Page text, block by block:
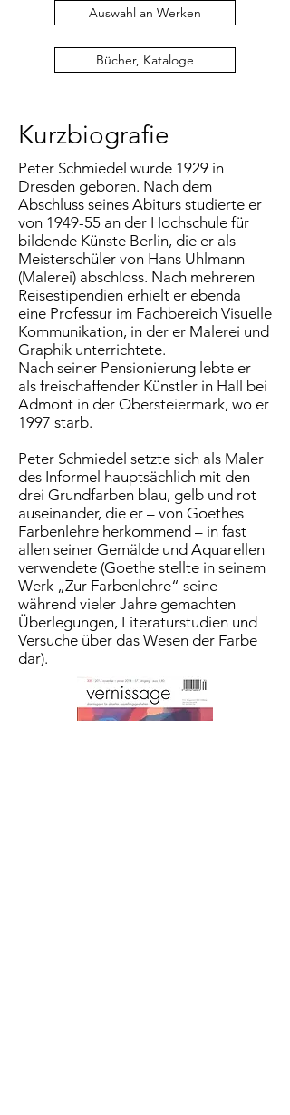
Auswahl an Werken
Bücher, Kataloge
Kurzbiografie
Peter Schmiedel wurde 1929 in
Dresden geboren. Nach dem
Abschluss seines Abiturs studierte er
von 1949-55 an der Hochschule für
bildende Künste Berlin, die er als
Meisterschüler von Hans Uhlmann
(Malerei) abschloss. Nach mehreren
Reisestipendien erhielt er ebenda
eine Professur im Fachbereich Visuelle
Kommunikation, in der er Malerei und
Graphik unterrichtete.
Nach seiner Pensionierung lebte er
als freischaffender Künstler in Hall bei
Admont in der Obersteiermark, wo er
1997 starb.
Peter Schmiedel setzte sich als Maler
des Informel hauptsächlich mit den
drei Grundfarben blau, gelb und rot
auseinander, die er – von Goethes
Farbenlehre herkommend – in fast
allen seiner Gemälde und Aquarellen
verwendete (Goethe stellte in seinem
Werk „Zur Farbenlehre“ seine
während vieler Jahre gemachten
Überlegungen, Literaturstudien und
Versuche über das Wesen der Farbe
dar).